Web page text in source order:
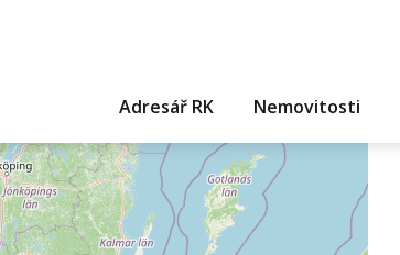
Adresář RK Nemovitosti